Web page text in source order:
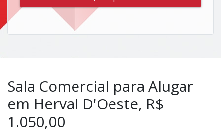
Sala Comercial para Alugar
em Herval D'Oeste, R$
1.050,00